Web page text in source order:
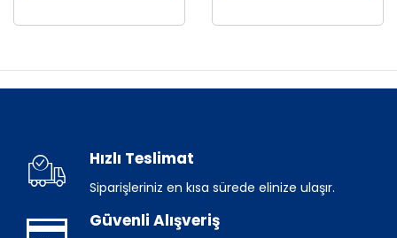
Hızlı Teslimat
Siparişleriniz en kısa sürede elinize ulaşır.
Güvenli Alışveriş